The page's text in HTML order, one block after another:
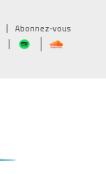
Abonnez-vous